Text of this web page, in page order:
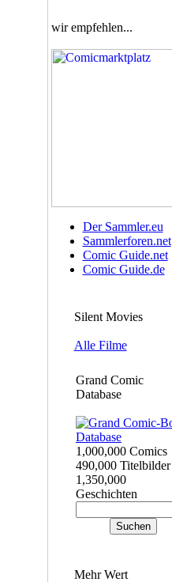
wir empfehlen...
Der Sammler.eu
Sammlerforen.net
Comic Guide.net
Comic Guide.de
Silent Movies
Alle Filme
Grand Comic
Database
1,000,000 Comics
490,000 Titelbilder
1,350,000
Geschichten
Mehr Wert